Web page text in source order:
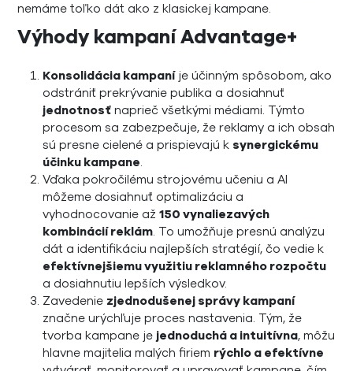
nemáme toľko dát ako z klasickej kampane.
Výhody kampaní Advantage+
Konsolidácia kampaníje účinným spôsobom, ako
odstrániť prekrývanie publika a dosiahnuť
jednotnosť naprieč všetkými médiami. Týmto
procesom sa zabezpečuje, že reklamy a ich obsah
sú presne cielené a prispievajú k synergickému
účinku kampane.
Vďaka pokročilému strojovému učeniu a AI
môžeme dosiahnuť optimalizáciu a
vyhodnocovanie až150 vynaliezavých
kombinácií reklám. To umožňuje presnú analýzu
dát a identifikáciu najlepších stratégií, čo vedie k
efektívnejšiemu využitiu reklamného rozpočtu
a dosiahnutiu lepších výsledkov.
Zavedenie zjednodušenej správy kampaní
značne urýchľuje proces nastavenia. Tým, že
tvorba kampane jejednoduchá a intuitívna, môžu
hlavne majitelia malých firiem rýchlo a efektívne